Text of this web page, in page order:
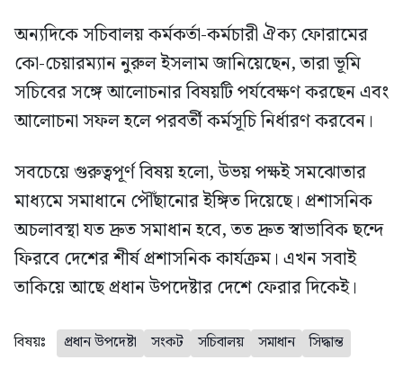
অন্যদিকে সচিবালয় কর্মকর্তা-কর্মচারী ঐক্য ফোরামের
কো-চেয়ারম্যান নুরুল ইসলাম জানিয়েছেন, তারা ভূমি
সচিবের সঙ্গে আলোচনার বিষয়টি পর্যবেক্ষণ করছেন এবং
আলোচনা সফল হলে পরবর্তী কর্মসূচি নির্ধারণ করবেন।
সবচেয়ে গুরুত্বপূর্ণ বিষয় হলো, উভয় পক্ষই সমঝোতার
মাধ্যমে সমাধানে পৌঁছানোর ইঙ্গিত দিয়েছে। প্রশাসনিক
অচলাবস্থা যত দ্রুত সমাধান হবে, তত দ্রুত স্বাভাবিক ছন্দে
ফিরবে দেশের শীর্ষ প্রশাসনিক কার্যক্রম। এখন সবাই
তাকিয়ে আছে প্রধান উপদেষ্টার দেশে ফেরার দিকেই।
বিষয়ঃ প্রধান উপদেষ্টা সংকট সচিবালয় সমাধান সিদ্ধান্ত